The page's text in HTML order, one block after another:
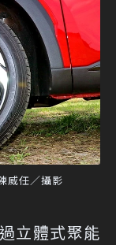
威任／攝影
立體式聚能